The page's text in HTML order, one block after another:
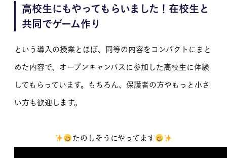
高校生にもやってもらいました！在校生と
共同でゲーム作り
という導入の授業とほぼ、同等の内容をコンパクトにまと
めた内容で、オープンキャンパスに参加した高校生に体験
してもらっています。もちろん、保護者の方やもっと小さ
い方も歓迎します。
たのしそうにやってます